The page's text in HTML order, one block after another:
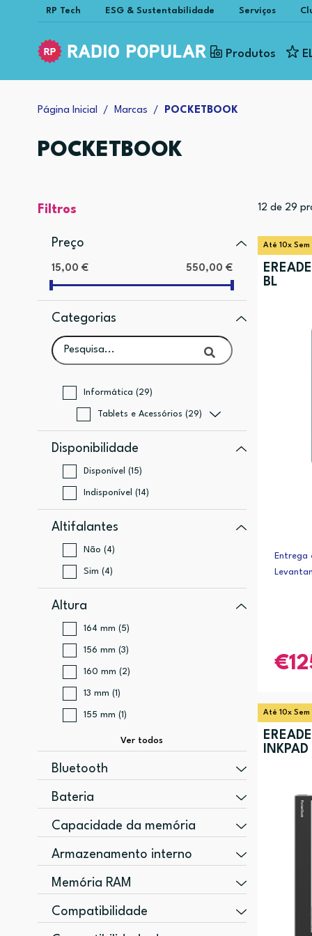
RP Tech ESG & Sustentabilidade Serviços
Produtos
Página Inicial Marcas POCKETBOOK
POCKETBOOK
Filtros
Preço
15,00 € 550,00 €
Categorias
Informática (29)
Tablets e Acessórios (29)
Disponibilidade
Disponível (15)
Indisponível (14)
Altifalantes
Não (4)
Sim (4)
Altura
164 mm (5)
156 mm (3)
160 mm (2)
13 mm (1)
155 mm (1)
Bluetooth
Sim (7)
Bateria
1500 mAh (3)
1300 mAh (1)
2000 mAh (1)
2500 mAh (1)
Capacidade da memória
Armazenamento interno
32 GB (4)
8 GB (2)
Memória RAM
512 MB (4)
Compatibilidade
12 de 29
Até 10x Sem
BL
Entrega
Até 10x Sem